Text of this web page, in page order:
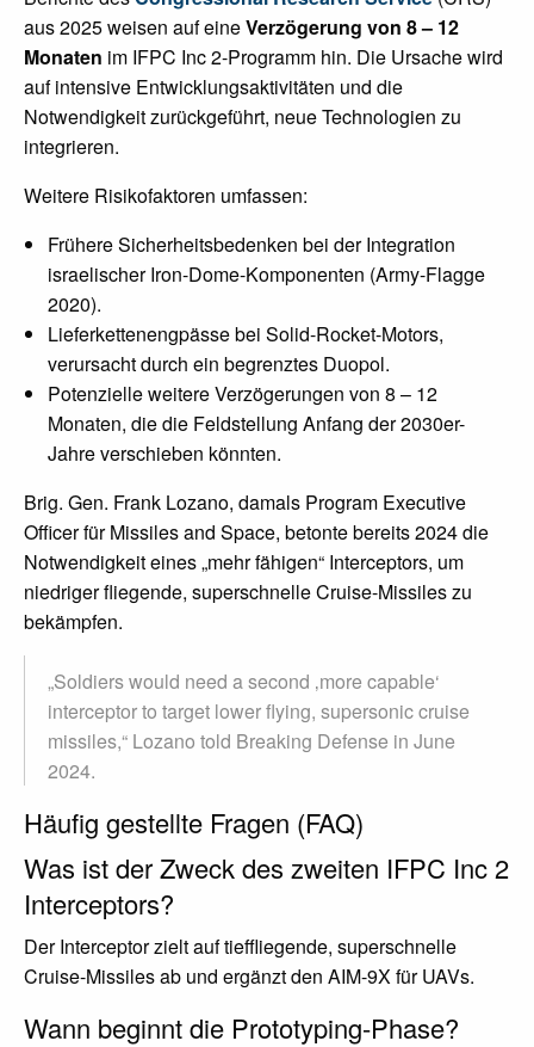
aus 2025 weisen auf eineVerzögerung von 8 – 12
Monaten im IFPC Inc 2-Programm hin. Die Ursache wird
auf intensive Entwicklungsaktivitäten und die
Notwendigkeit zurückgeführt, neue Technologien zu
integrieren.
Weitere Risikofaktoren umfassen:
Frühere Sicherheitsbedenken bei der Integration
israelischer Iron-Dome-Komponenten (Army-Flagge
2020).
Lieferkettenengpässe bei Solid-Rocket-Motors,
verursacht durch ein begrenztes Duopol.
Potenzielle weitere Verzögerungen von 8 – 12
Monaten, die die Feldstellung Anfang der 2030er-
Jahre verschieben könnten.
Brig. Gen. Frank Lozano, damals Program Executive
Officer für Missiles and Space, betonte bereits 2024 die
Notwendigkeit eines „mehr fähigen“ Interceptors, um
niedriger fliegende, superschnelle Cruise-Missiles zu
bekämpfen.
„Soldiers would need a second ‚more capable‘
interceptor to target lower flying, supersonic cruise
missiles,“ Lozano told Breaking Defense in June
2024.
Häufig gestellte Fragen (FAQ)
Was ist der Zweck des zweiten IFPC Inc 2
Interceptors?
Der Interceptor zielt auf tieffliegende, superschnelle
Cruise-Missiles ab und ergänzt den AIM-9X für UAVs.
Wann beginnt die Prototyping-Phase?